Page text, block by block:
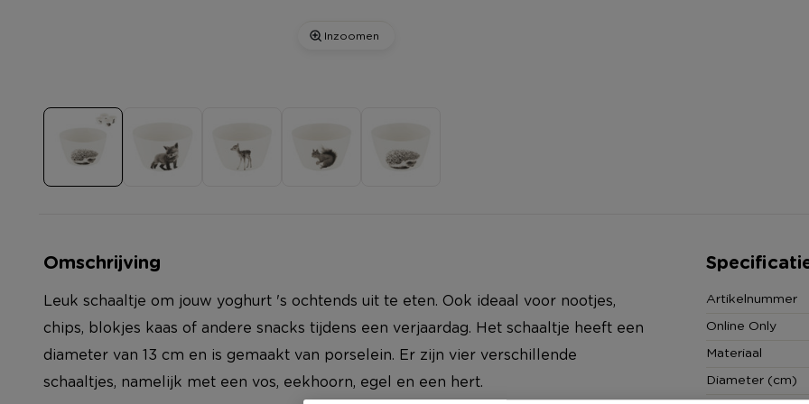
Inzoomen
Omschrijving
Leuk schaaltje om jouw yoghurt 's ochtends uit te eten. Ook ideaal voor nootjes,
chips, blokjes kaas of andere snacks tijdens een verjaardag. Het schaaltje heeft een
diameter van 13 cm en is gemaakt van porselein. Er zijn vier verschillende
schaaltjes, namelijk met een vos, eekhoorn, egel en een hert.
Artikelnummer
Online Only
Materiaal
Diameter (cm)